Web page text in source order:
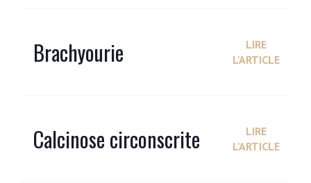
Brachyourie
LIRE
L'ARTICLE
Calcinose circonscrite
LIRE
L'ARTICLE